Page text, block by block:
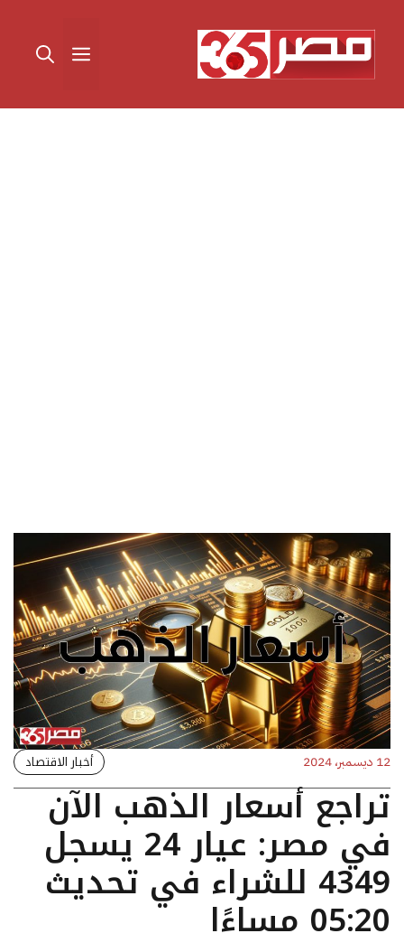
المحتوى القائمة
12 ديسمبر، 2024 أخبار الاقتصاد
تراجع أسعار الذهب الآن
في مصر: عيار 24 يسجل
4349 للشراء في تحديث
05:20 مساءًا